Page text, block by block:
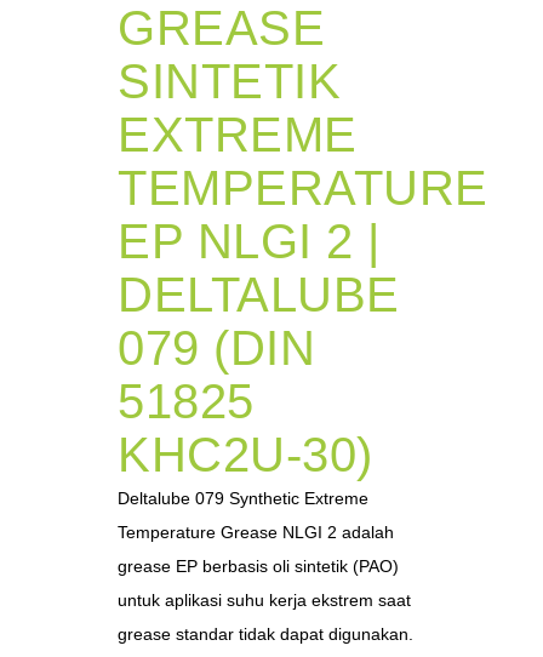
GREASE
SINTETIK
EXTREME
TEMPERATURE
EP NLGI 2 |
DELTALUBE
079 (DIN
51825
KHC2U-30)
Deltalube 079 Synthetic Extreme
Temperature Grease NLGI 2 adalah
grease EP berbasis oli sintetik (PAO)
untuk aplikasi suhu kerja ekstrem saat
grease standar tidak dapat digunakan.